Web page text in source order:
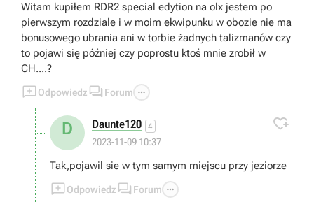
Witam kupiłem RDR2 special edytion na olx jestem po
pierwszym rozdziale i w moim ekwipunku w obozie nie ma
bonusowego ubrania ani w torbie żadnych talizmanów czy
to pojawi się później czy poprostu ktoś mnie zrobił w
CH....?
Odpowiedz  Forum 
D Daunte120 4
2023-11-09 10:37

Tak,pojawil sie w tym samym miejscu przy jeziorze
Odpowiedz  Forum 